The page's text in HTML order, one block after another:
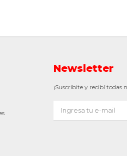
Newsletter
¡Suscribite y recibí todas